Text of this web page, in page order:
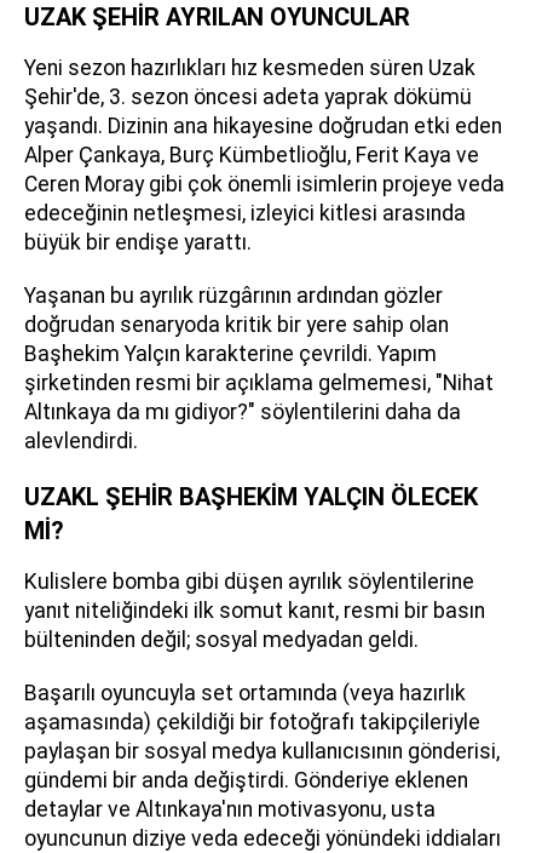
UZAK ŞEHİR AYRILAN OYUNCULAR
Yeni sezon hazırlıkları hız kesmeden süren Uzak
Şehir'de, 3. sezon öncesi adeta yaprak dökümü
yaşandı. Dizinin ana hikayesine doğrudan etki eden
Alper Çankaya, Burç Kümbetlioğlu, Ferit Kaya ve
Ceren Moray gibi çok önemli isimlerin projeye veda
edeceğinin netleşmesi, izleyici kitlesi arasında
büyük bir endişe yarattı.
Yaşanan bu ayrılık rüzgârının ardından gözler
doğrudan senaryoda kritik bir yere sahip olan
Başhekim Yalçın karakterine çevrildi. Yapım
şirketinden resmi bir açıklama gelmemesi, "Nihat
Altınkaya da mı gidiyor?" söylentilerini daha da
alevlendirdi.
UZAKL ŞEHİR BAŞHEKİM YALÇIN ÖLECEK
Mİ?
Kulislere bomba gibi düşen ayrılık söylentilerine
yanıt niteliğindeki ilk somut kanıt, resmi bir basın
bülteninden değil; sosyal medyadan geldi.
Başarılı oyuncuyla set ortamında (veya hazırlık
aşamasında) çekildiği bir fotoğrafı takipçileriyle
paylaşan bir sosyal medya kullanıcısının gönderisi,
gündemi bir anda değiştirdi. Gönderiye eklenen
detaylar ve Altınkaya'nın motivasyonu, usta
oyuncunun diziye veda edeceği yönündeki iddiaları